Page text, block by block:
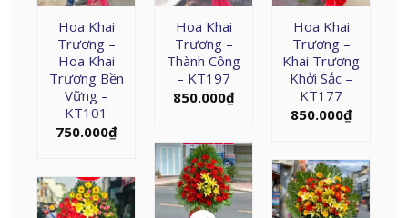
Hoa Khai
Trương –
Hoa Khai
Trương Bền
Vững –
KT101
750.000₫
Hoa Khai
Trương –
Thành Công
– KT197
850.000₫
Hoa Khai
Trương –
Khai Trương
Khởi Sắc –
KT177
850.000₫